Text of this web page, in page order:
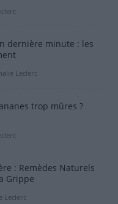
dernière minute : les
Leclerc
trop mûres ?
: Remèdes Naturels
Grippe
Leclerc